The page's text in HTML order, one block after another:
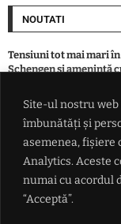
Site-ul nostru
îmbunătăți și
asemenea, fișiere
Analytics. Aceste
numai cu acordul
“Acceptă”.
NOUTATI
Tensiuni tot mai mari
Schengen și amenință
Bărbat încarcerat
alcoolului. Tânără
Fernando Alonso cere
Aston Martin